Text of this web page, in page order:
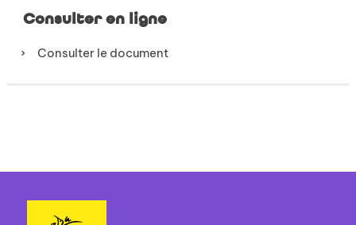
Consulter en ligne
Consulter le document